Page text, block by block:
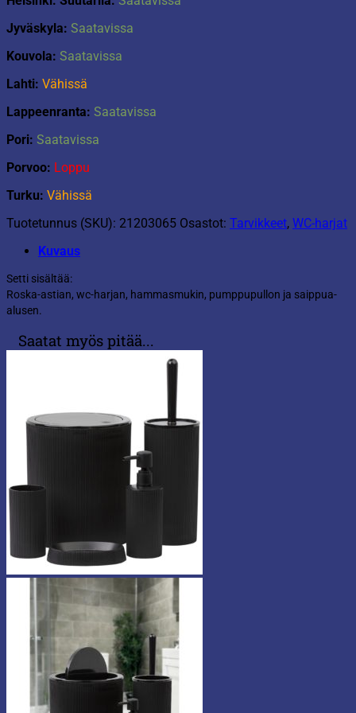
Jyväskyla: Saatavissa
Kouvola: Saatavissa
Lahti: Vähissä
Lappeenranta: Saatavissa
Pori: Saatavissa
Porvoo: Loppu
Turku: Vähissä
Tuotetunnus (SKU): 21203065 Osastot: Tarvikkeet, WC-harjat
Kuvaus
Setti sisältää:
Roska-astian, wc-harjan, hammasmukin, pumppupullon ja saippua-
alusen.
Saatat myös pitää...